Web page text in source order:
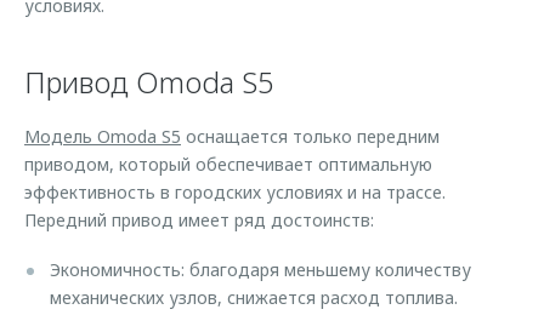
условиях.
Привод Omoda S5
Модель Omoda S5 оснащается только передним
приводом, который обеспечивает оптимальную
эффективность в городских условиях и на трассе.
Передний привод имеет ряд достоинств:
Экономичность: благодаря меньшему количеству
механических узлов, снижается расход топлива.